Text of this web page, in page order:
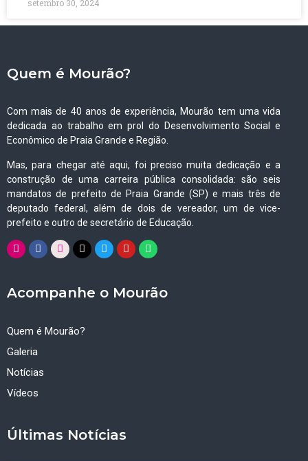
setembro 30, 2024
Quem é Mourão?
Com mais de 40 anos de experiência, Mourão tem uma vida
dedicada ao trabalho em prol do Desenvolvimento Social e
Econômico de Praia Grande e Região.
Mas, para chegar até aqui, foi preciso muita dedicação e a
construção de uma carreira pública consolidada: são seis
mandatos de prefeito de Praia Grande (SP) e mais três de
deputado federal, além de dois de vereador, um de vice-
prefeito e outro de secretário de Educação.
Acompanhe o Mourão
Quem é Mourão?
Galeria
Notícias
Vídeos
Últimas Notícias